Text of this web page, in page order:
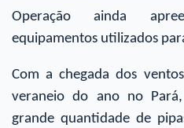
Operação ainda
equipamentos utilizados
Com a chegada dos
veraneio do ano no
grande quantidade de